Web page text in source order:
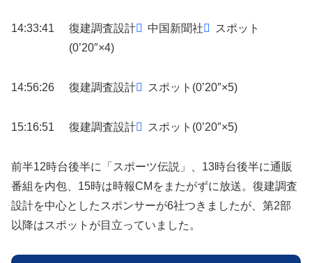
14:33:41 復建調査設計 中国新聞社
スポット
(0’20″×4)
14:56:26 復建調査設計 スポット(0’20″×5)
15:16:51 復建調査設計 スポット(0’20″×5)
前半12時台後半に「スポーツ伝説」、13時台後半に通販
番組を内包、15時は時報CMをまたがずに放送。復建調査
設計を中心としたスポンサーが6社つきましたが、第2部
以降はスポットが目立っていました。